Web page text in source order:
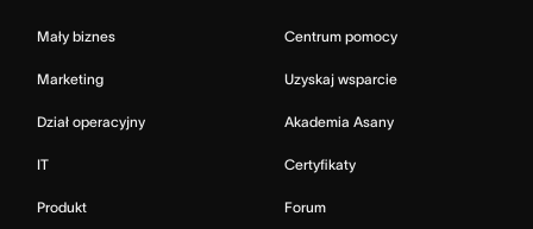
Mały biznes
Marketing
Dział operacyjny
IT
Produkt
Centrum pomocy
Uzyskaj wsparcie
Akademia Asany
Certyfikaty
Forum